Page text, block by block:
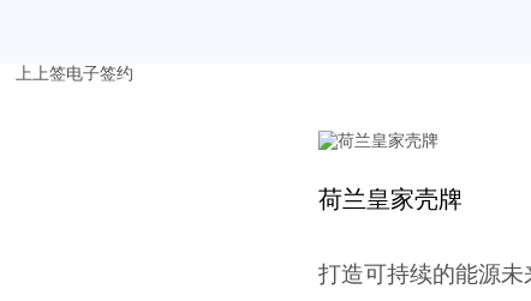
荷兰皇家壳牌
打造可持续的能源未